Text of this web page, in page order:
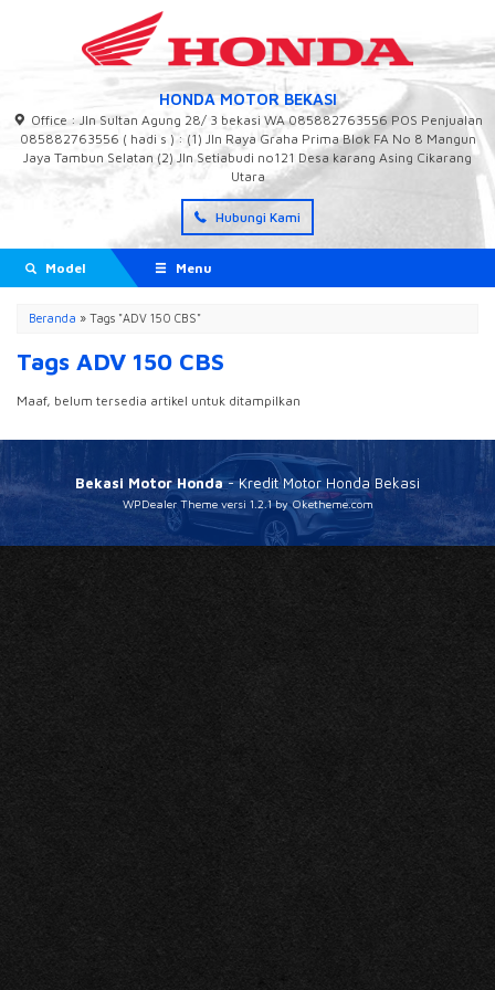
HONDA MOTOR BEKASI
Office : Jln Sultan Agung 28/ 3 bekasi WA 085882763556 POS Penjualan
085882763556 ( hadi s ) : (1) Jln Raya Graha Prima Blok FA No 8 Mangun
Jaya Tambun Selatan (2) Jln Setiabudi no121 Desa karang Asing Cikarang
Utara
Hubungi Kami
Model Menu
Beranda » Tags "ADV 150 CBS"
Tags ADV 150 CBS
Maaf, belum tersedia artikel untuk ditampilkan
Bekasi Motor Honda- Kredit Motor Honda Bekasi
WPDealer Themeversi 1.2.1 by Oketheme.com